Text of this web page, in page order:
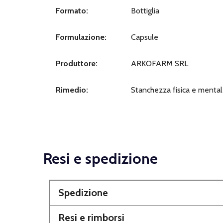
Formato: Bottiglia
Formulazione: Capsule
Produttore: ARKOFARM SRL
Rimedio: Stanchezza fisica e
Resi e spedizione
Spedizione
Resi e rimborsi